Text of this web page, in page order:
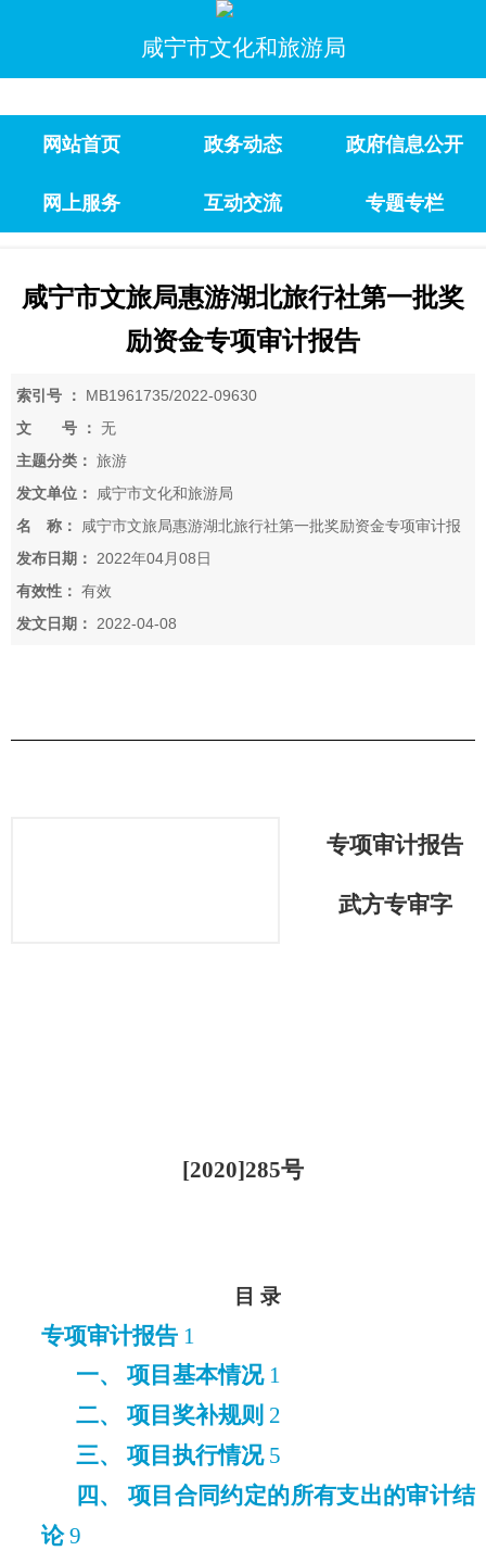
咸宁市文化和旅游局
网站首页 政务动态 政府信息公开
网上服务 互动交流 专题专栏
咸宁市文旅局惠游湖北旅行社第一批奖
励资金专项审计报告
索引号 ：
MB1961735/2022-09630
文 号 ： 无
主题分类： 旅游
发文单位：
咸宁市文化和旅游局
名 称：
咸宁市文旅局惠游湖北旅行社第一批奖励资金专项审计报
告
发布日期：
2022年04月08日
有效性： 有效
发文日期：
2022-04-08
专项审计报告
武方专审字
[2020]285号
目 录
专项审计报告 1
一、 项目基本情况1
二、 项目奖补规则 2
三、 项目执行情况5
四、 项目合同约定的所有支出的审计结
论9